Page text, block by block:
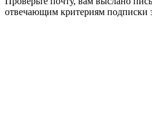
отвечающим критериям подписки